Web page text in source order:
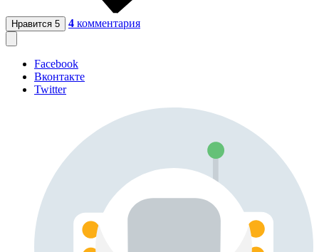
Нравится 5 4 комментария
Facebook
Вконтакте
Twitter